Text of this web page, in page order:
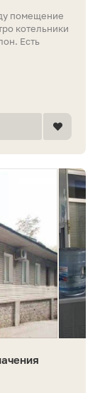
помещение
котельники
Есть